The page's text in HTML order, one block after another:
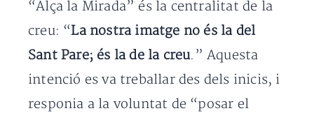
“Alça la Mirada” és la centralitat de la
creu: “La nostra imatge no és la del
Sant Pare; és la de la creu.” Aquesta
intenció es va treballar des dels inicis, i
responia a la voluntat de “posar el